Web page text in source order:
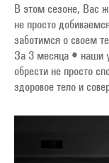
В этом сезоне, Вас
не просто
заботимся о своем
За 3 месяца • наши
обрести не просто
здоровое тело и